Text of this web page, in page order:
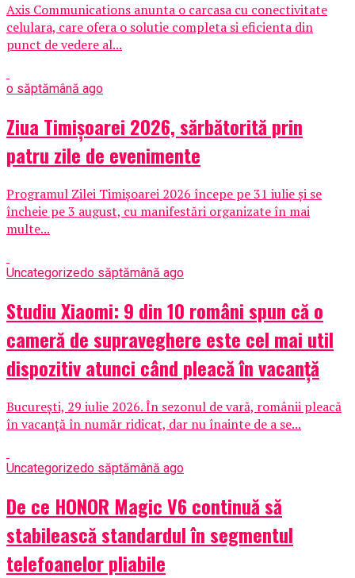
Axis Communications anunta o carcasa cu conectivitate
celulara, care ofera o solutie completa si eficienta din
punct de vedere al...
o săptămână ago
Ziua Timișoarei 2026, sărbătorită prin
patru zile de evenimente
Programul Zilei Timișoarei 2026 începe pe 31 iulie și se
încheie pe 3 august, cu manifestări organizate în mai
multe...
Uncategorizedo săptămână ago
Studiu Xiaomi: 9 din 10 români spun că o
cameră de supraveghere este cel mai util
dispozitiv atunci când pleacă în vacanță
București, 29 iulie 2026. În sezonul de vară, românii pleacă
în vacanță în număr ridicat, dar nu înainte de a se...
Uncategorizedo săptămână ago
De ce HONOR Magic V6 continuă să
stabilească standardul în segmentul
telefoanelor pliabile